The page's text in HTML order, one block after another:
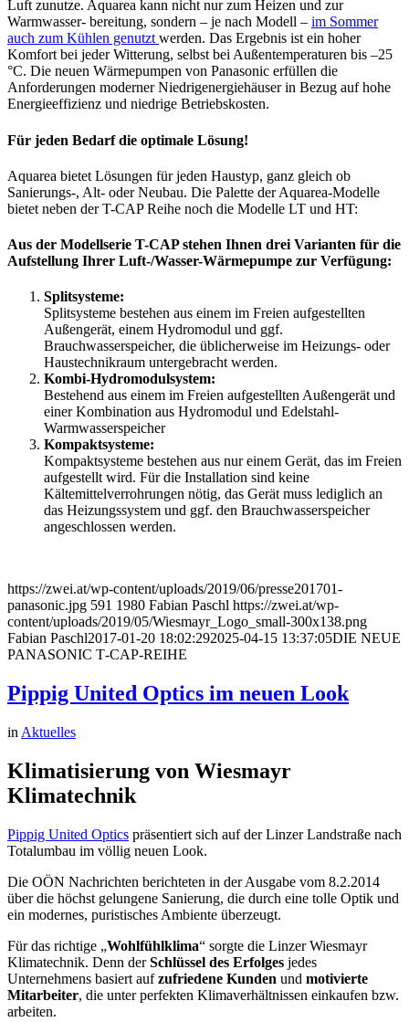
Luft zunutze. Aquarea kann nicht nur zum Heizen und zur
Warmwasser- bereitung, sondern – je nach Modell – im Sommer
auch zum Kühlen genutzt werden. Das Ergebnis ist ein hoher
Komfort bei jeder Witterung, selbst bei Außentemperaturen bis –25
°C. Die neuen Wärmepumpen von Panasonic erfüllen die
Anforderungen moderner Niedrigenergiehäuser in Bezug auf hohe
Energieeffizienz und niedrige Betriebskosten.
Für jeden Bedarf die optimale Lösung!
Aquarea bietet Lösungen für jeden Haustyp, ganz gleich ob
Sanierungs-, Alt- oder Neubau. Die Palette der Aquarea-Modelle
bietet neben der T-CAP Reihe noch die Modelle LT und HT:
Aus der Modellserie T-CAP stehen Ihnen drei Varianten für die
Aufstellung Ihrer Luft-/Wasser-Wärmepumpe zur Verfügung:
Splitsysteme:
Splitsysteme bestehen aus einem im Freien aufgestellten
Außengerät, einem Hydromodul und ggf.
Brauchwasserspeicher, die üblicherweise im Heizungs- oder
Haustechnikraum untergebracht werden.
Kombi-Hydromodulsystem:
Bestehend aus einem im Freien aufgestellten Außengerät und
einer Kombination aus Hydromodul und Edelstahl-
Warmwasserspeicher
Kompaktsysteme:
Kompaktsysteme bestehen aus nur einem Gerät, das im Freien
aufgestellt wird. Für die Installation sind keine
Kältemittelverrohrungen nötig, das Gerät muss lediglich an
das Heizungssystem und ggf. den Brauchwasserspeicher
angeschlossen werden.
https://zwei.at/wp-content/uploads/2019/06/presse201701-
panasonic.jpg 591 1980 Fabian Paschl https://zwei.at/wp-
content/uploads/2019/05/Wiesmayr_Logo_small-300x138.png
Fabian Paschl2017-01-20 18:02:292025-04-15 13:37:05DIE NEUE
PANASONIC T‐CAP‐REIHE
Pippig United Optics im neuen Look
in Aktuelles
Klimatisierung von Wiesmayr
Klimatechnik
Pippig United Optics präsentiert sich auf der Linzer Landstraße nach
Totalumbau im völlig neuen Look.
Die OÖN Nachrichten berichteten in der Ausgabe vom 8.2.2014
über die höchst gelungene Sanierung, die durch eine tolle Optik und
ein modernes, puristisches Ambiente überzeugt.
Für das richtige „Wohlfühlklima“ sorgte die Linzer Wiesmayr
Klimatechnik. Denn derSchlüssel des Erfolges jedes
Unternehmens basiert aufzufriedene Kunden und motivierte
Mitarbeiter, die unter perfekten Klimaverhältnissen einkaufen bzw.
arbeiten.